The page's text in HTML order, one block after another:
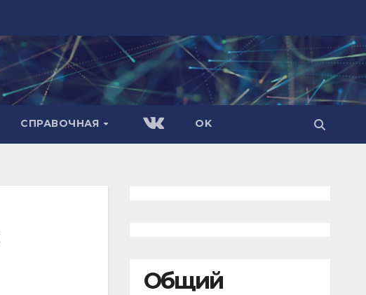
СПРАВОЧНАЯ OK
Общий